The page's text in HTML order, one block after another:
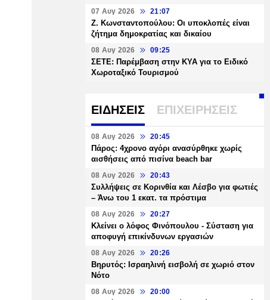
07 Αυγ 2026 21:07
Ζ. Κωνσταντοπούλου: Οι υποκλοπές είναι
ζήτημα δημοκρατίας και δικαίου
08 Αυγ 2026 09:25
ΣΕΤΕ: Παρέμβαση στην ΚΥΑ για το Ειδικό
Χωροταξικό Τουρισμού
ΕΙΔΗΣΕΙΣ ΕΠΙΧΕΙΡΗΣΕΙΣ
08 Αυγ 2026 20:45
Πάρος: 4χρονο αγόρι ανασύρθηκε χωρίς
αισθήσεις από πισίνα beach bar
08 Αυγ 2026 20:43
Συλλήψεις σε Κορινθία και Λέσβο για φωτιές
– Άνω του 1 εκατ. τα πρόστιμα
08 Αυγ 2026 20:27
Κλείνει ο λόφος Φινόπουλου - Σύσταση για
αποφυγή επικίνδυνων εργασιών
08 Αυγ 2026 20:26
Βηρυτός: Ισραηλινή εισβολή σε χωριό στον
Νότο
08 Αυγ 2026 20:00